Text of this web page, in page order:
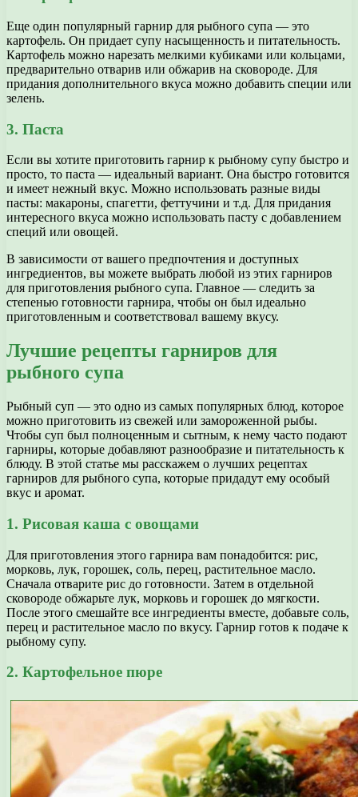
Еще один популярный гарнир для рыбного супа — это
картофель. Он придает супу насыщенность и питательность.
Картофель можно нарезать мелкими кубиками или кольцами,
предварительно отварив или обжарив на сковороде. Для
придания дополнительного вкуса можно добавить специи или
зелень.
3. Паста
Если вы хотите приготовить гарнир к рыбному супу быстро и
просто, то паста — идеальный вариант. Она быстро готовится
и имеет нежный вкус. Можно использовать разные виды
пасты: макароны, спагетти, феттучини и т.д. Для придания
интересного вкуса можно использовать пасту с добавлением
специй или овощей.
В зависимости от вашего предпочтения и доступных
ингредиентов, вы можете выбрать любой из этих гарниров
для приготовления рыбного супа. Главное — следить за
степенью готовности гарнира, чтобы он был идеально
приготовленным и соответствовал вашему вкусу.
Лучшие рецепты гарниров для
рыбного супа
Рыбный суп — это одно из самых популярных блюд, которое
можно приготовить из свежей или замороженной рыбы.
Чтобы суп был полноценным и сытным, к нему часто подают
гарниры, которые добавляют разнообразие и питательность к
блюду. В этой статье мы расскажем о лучших рецептах
гарниров для рыбного супа, которые придадут ему особый
вкус и аромат.
1. Рисовая каша с овощами
Для приготовления этого гарнира вам понадобится: рис,
морковь, лук, горошек, соль, перец, растительное масло.
Сначала отварите рис до готовности. Затем в отдельной
сковороде обжарьте лук, морковь и горошек до мягкости.
После этого смешайте все ингредиенты вместе, добавьте соль,
перец и растительное масло по вкусу. Гарнир готов к подаче к
рыбному супу.
2. Картофельное пюре